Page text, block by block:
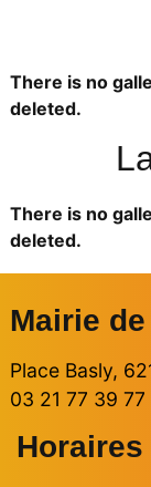
There is no
deleted.
There is no
deleted.
Mairie
Place Basly,
03 21 77 39 77
Horaires